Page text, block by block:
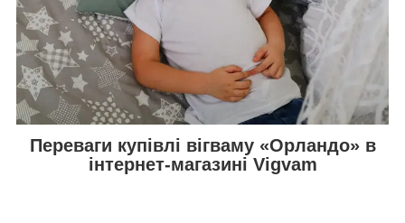
Переваги купівлі вігваму «Орландо» в
інтернет-магазині Vigvam